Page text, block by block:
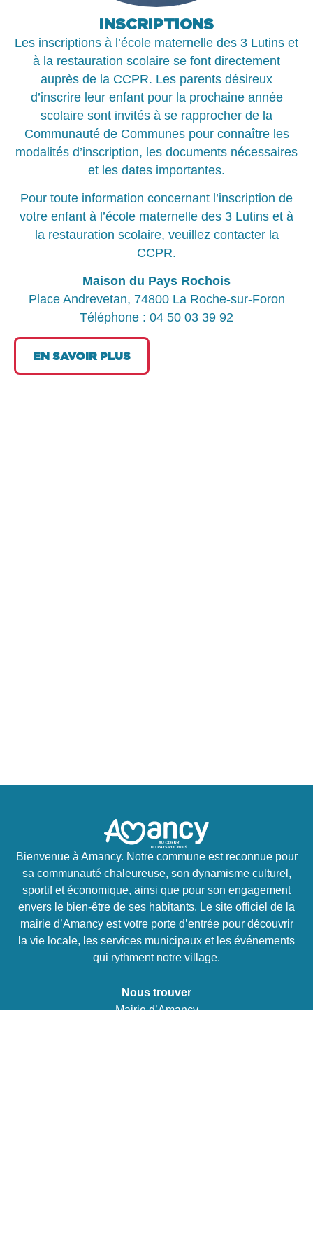
INSCRIPTIONS
Les inscriptions à l’école maternelle des 3 Lutins et
à la restauration scolaire se font directement
auprès de la CCPR. Les parents désireux
d’inscrire leur enfant pour la prochaine année
scolaire sont invités à se rapprocher de la
Communauté de Communes pour connaître les
modalités d’inscription, les documents nécessaires
et les dates importantes.
Pour toute information concernant l’inscription de
votre enfant à l’école maternelle des 3 Lutins et à
la restauration scolaire, veuillez contacter la
CCPR.
Maison du Pays Rochois
Place Andrevetan, 74800 La Roche-sur-Foron
Téléphone : 04 50 03 39 92
EN SAVOIR PLUS
Bienvenue à Amancy. Notre commune est reconnue pour
sa communauté chaleureuse, son dynamisme culturel,
sportif et économique, ainsi que pour son engagement
envers le bien-être de ses habitants. Le site officiel de la
mairie d’Amancy est votre porte d’entrée pour découvrir
la vie locale, les services municipaux et les événements
qui rythment notre village.
Nous trouver
Mairie d’Amancy